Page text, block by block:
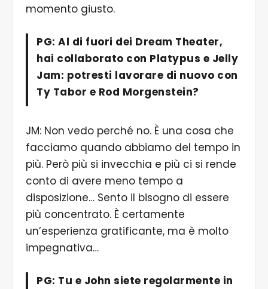
momento giusto.
PG: Al di fuori dei Dream Theater,
hai collaborato con Platypus e Jelly
Jam: potresti lavorare di nuovo con
Ty Tabor e Rod Morgenstein?
JM: Non vedo perché no. È una cosa che
facciamo quando abbiamo del tempo in
più. Però più si invecchia e più ci si rende
conto di avere meno tempo a
disposizione… Sento il bisogno di essere
più concentrato. È certamente
un’esperienza gratificante, ma è molto
impegnativa…
PG: Tu e John siete regolarmente in